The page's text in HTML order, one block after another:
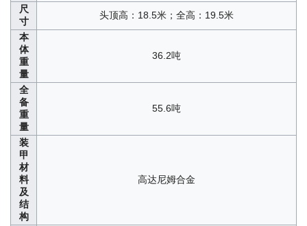
尺
寸
头顶高：18.5米；全高：19.5米
本
体
重
量
36.2吨
全
备
重
量
55.6吨
装
甲
材
料
及
结
构
高达尼姆合金